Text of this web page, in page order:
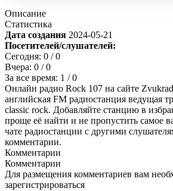
Описание
Статистика
Дата создания 2024-05-21
Посетителей/слушателей:
Сегодня: 0 / 0
Вчера: 0 / 0
За все время: 1 / 0
Онлайн радио Rock 107 на сайте
английская FM радиостанция ведущая
classic rock. Добавляйте станцию в
проще её найти и не пропустить самое
чате радиостанции с другими
комментарии.
Комментарии
Комментарии
Для размещения комментариев вам
зарегистрироваться